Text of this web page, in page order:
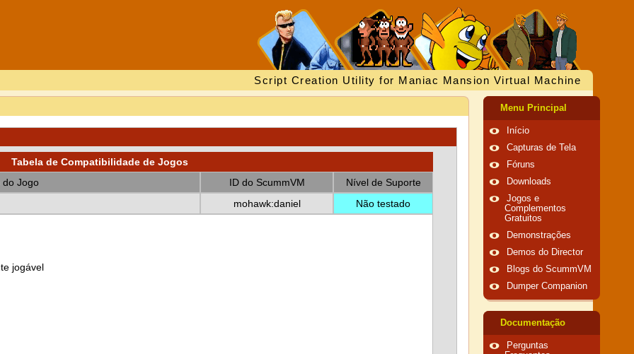
Script Creation Utility for Maniac Mansion Virtual Machine
Tabela de Compatibilidade de Jogos
do Jogo
ID do ScummVM
Nível de Suporte
mohawk:daniel Não testado
jogável
Menu Principal
Início
Capturas de Tela
Fóruns
Downloads
Jogos e
Complementos
Gratuitos
Demonstrações
Demos do Director
Blogs do ScummVM
Dumper Companion
Documentação
Perguntas